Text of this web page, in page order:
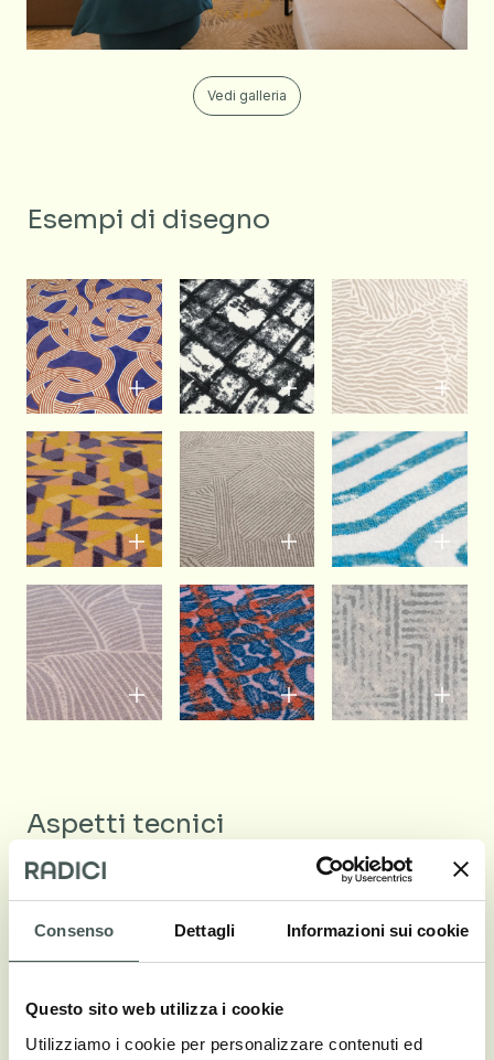
Consenso Dettagli Informazioni sui cookie
Questo sito web utilizza i cookie
Utilizziamo i cookie per personalizzare contenuti ed
Vedi galleria
Esempi di disegno
Aspetti tecnici
100% Poliammide
Tufting stampato
ALTEZZA PELO